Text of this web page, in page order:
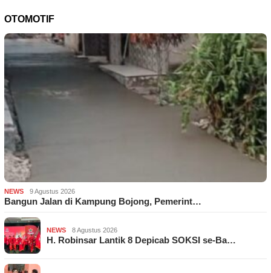
OTOMOTIF
NEWS 9 Agustus 2026
Bangun Jalan di Kampung Bojong, Pemerint…
NEWS 8 Agustus 2026
H. Robinsar Lantik 8 Depicab SOKSI se-Ba…